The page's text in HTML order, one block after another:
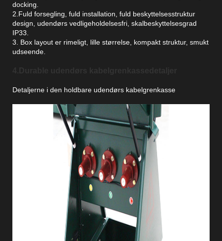
docking.
2.Fuld forsegling, fuld installation, fuld beskyttelsesstruktur
design, udendørs vedligeholdelsesfri, skalbeskyttelsesgrad
IP33.
3. Box layout er rimeligt, lille størrelse, kompakt struktur, smukt
udseende.
Detaljerne i den holdbare udendørs kabelgrenkasse